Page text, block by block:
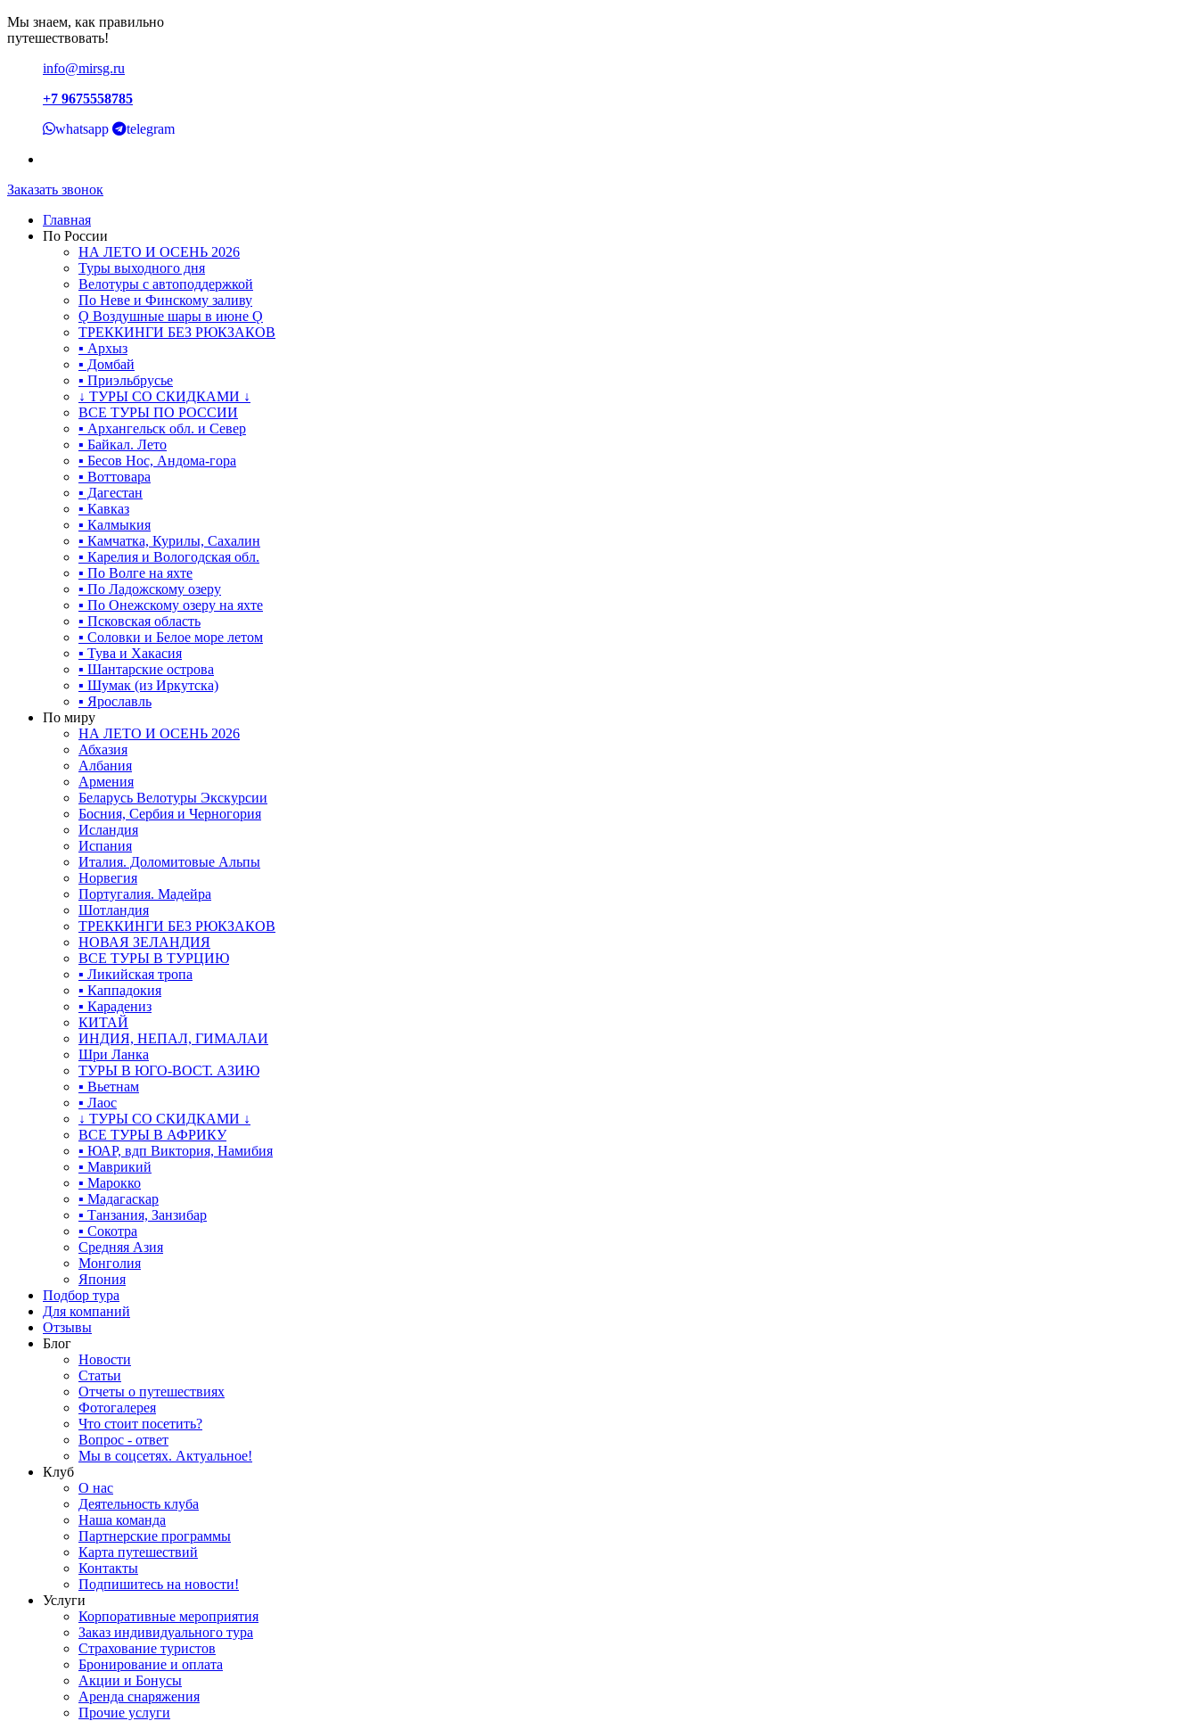
Мы знаем, как правильно
путешествовать!
info@mirsg.ru
+7 9675558785
whatsapp telegram
Заказать звонок
Главная
По России
НА ЛЕТО И ОСЕНЬ 2026
Туры выходного дня
Велотуры с автоподдержкой
По Неве и Финскому заливу
Ǫ Воздушные шары в июне Ǫ
ТРЕККИНГИ БЕЗ РЮКЗАКОВ
▪ Архыз
▪ Домбай
▪ Приэльбрусье
↓ ТУРЫ СО СКИДКАМИ ↓
ВСЕ ТУРЫ ПО РОССИИ
▪ Архангельск обл. и Север
▪ Байкал. Лето
▪ Бесов Нос, Андома-гора
▪ Воттовара
▪ Дагестан
▪ Кавказ
▪ Калмыкия
▪ Камчатка, Курилы, Сахалин
▪ Карелия и Вологодская обл.
▪ По Волге на яхте
▪ По Ладожскому озеру
▪ По Онежскому озеру на яхте
▪ Псковская область
▪ Соловки и Белое море летом
▪ Тува и Хакасия
▪ Шантарские острова
▪ Шумак (из Иркутска)
▪ Ярославль
По миру
НА ЛЕТО И ОСЕНЬ 2026
Абхазия
Албания
Армения
Беларусь Велотуры Экскурсии
Босния, Сербия и Черногория
Исландия
Испания
Италия. Доломитовые Альпы
Норвегия
Португалия. Мадейра
Шотландия
ТРЕККИНГИ БЕЗ РЮКЗАКОВ
НОВАЯ ЗЕЛАНДИЯ
ВСЕ ТУРЫ В ТУРЦИЮ
▪ Ликийская тропа
▪ Каппадокия
▪ Карадениз
КИТАЙ
ИНДИЯ, НЕПАЛ, ГИМАЛАИ
Шри Ланка
ТУРЫ В ЮГО-ВОСТ. АЗИЮ
▪ Вьетнам
▪ Лаос
↓ ТУРЫ СО СКИДКАМИ ↓
ВСЕ ТУРЫ В АФРИКУ
▪ ЮАР, вдп Виктория, Намибия
▪ Маврикий
▪ Марокко
▪ Мадагаскар
▪ Танзания, Занзибар
▪ Сокотра
Средняя Азия
Монголия
Япония
Подбор тура
Для компаний
Отзывы
Блог
Новости
Статьи
Отчеты о путешествиях
Фотогалерея
Что стоит посетить?
Вопрос - ответ
Мы в соцсетях. Актуальное!
Клуб
О нас
Деятельность клуба
Наша команда
Партнерские программы
Карта путешествий
Контакты
Подпишитесь на новости!
Услуги
Корпоративные мероприятия
Заказ индивидуального тура
Страхование туристов
Бронирование и оплата
Акции и Бонусы
Аренда снаряжения
Прочие услуги